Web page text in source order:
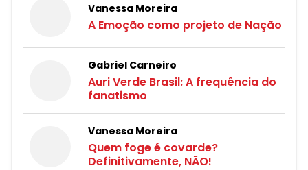
Vanessa Moreira
A Emoção como projeto de Nação
Gabriel Carneiro
Auri Verde Brasil: A frequência do
fanatismo
Vanessa Moreira
Quem foge é covarde?
Definitivamente, NÃO!